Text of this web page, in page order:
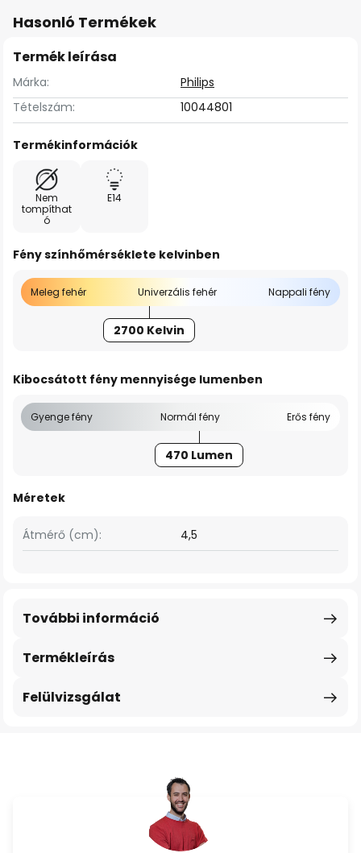
Hasonló Termékek
Termék leírása
Márka:
Philips
Tételszám:
10044801
Termékinformációk
Nem
tompíthat
ó
E14
Fény színhőmérséklete kelvinben
Meleg fehér Univerzális fehér Nappali fény
2700 Kelvin
Kibocsátott fény mennyisége lumenben
Gyenge fény Normál fény Erős fény
470 Lumen
Méretek
Átmérő (cm): 4,5
Termékleírás
További információ
Felülvizsgálat